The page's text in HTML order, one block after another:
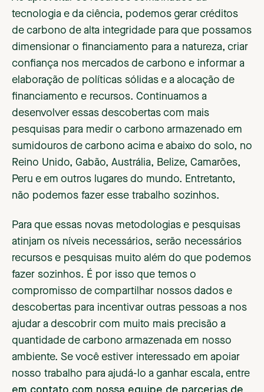
tecnologia e da ciência, podemos gerar créditos
de carbono de alta integridade para que possamos
dimensionar o financiamento para a natureza, criar
confiança nos mercados de carbono e informar a
elaboração de políticas sólidas e a alocação de
financiamento e recursos. Continuamos a
desenvolver essas descobertas com mais
pesquisas para medir o carbono armazenado em
sumidouros de carbono acima e abaixo do solo, no
Reino Unido, Gabão, Austrália, Belize, Camarões,
Peru e em outros lugares do mundo. Entretanto,
não podemos fazer esse trabalho sozinhos.
Para que essas novas metodologias e pesquisas
atinjam os níveis necessários, serão necessários
recursos e pesquisas muito além do que podemos
fazer sozinhos. É por isso que temos o
compromisso de compartilhar nossos dados e
descobertas para incentivar outras pessoas a nos
ajudar a descobrir com muito mais precisão a
quantidade de carbono armazenada em nosso
ambiente. Se você estiver interessado em apoiar
nosso trabalho para ajudá-lo a ganhar escala, entre